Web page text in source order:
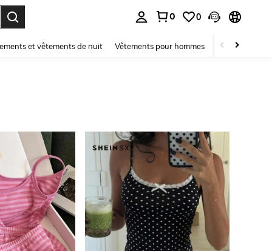
0 0
et vêtements de nuit Vêtements pour hommes Enfants